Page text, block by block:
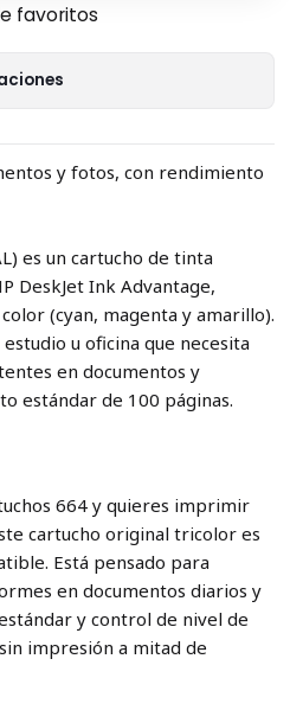
favoritos
y fotos, con rendimiento
es un cartucho de tinta
DeskJet Ink Advantage,
(cyan, magenta y amarillo).
u oficina que necesita
en documentos y
estándar de 100 páginas.
664 y quieres imprimir
cartucho original tricolor es
Está pensado para
en documentos diarios y
y control de nivel de
impresión a mitad de